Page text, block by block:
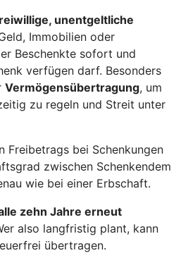
unentgeltliche
Immobilien oder
Beschenkte sofort und
verfügen darf. Besonders
Vermögensübertragung, um
zu regeln und Streit unter
Freibetrags bei Schenkungen
zwischen Schenkendem
wie bei einer Erbschaft.
zehn Jahre erneut
also langfristig plant, kann
übertragen.